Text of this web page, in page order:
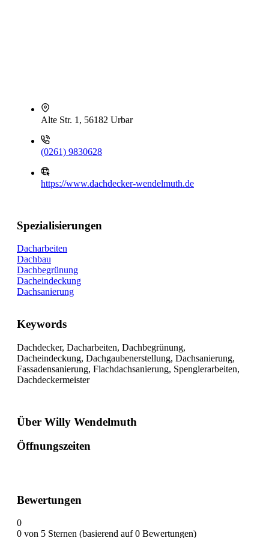
Alte Str. 1, 56182 Urbar
(0261) 9830628
https://www.dachdecker-wendelmuth.de
Spezialisierungen
Dacharbeiten
Dachbau
Dachbegrünung
Dacheindeckung
Dachsanierung
Keywords
Dachdecker, Dacharbeiten, Dachbegrünung,
Dacheindeckung, Dachgaubenerstellung, Dachsanierung,
Fassadensanierung, Flachdachsanierung, Spenglerarbeiten,
Dachdeckermeister
Über Willy Wendelmuth
Öffnungszeiten
Bewertungen
0
0 von 5 Sternen (basierend auf 0 Bewertungen)